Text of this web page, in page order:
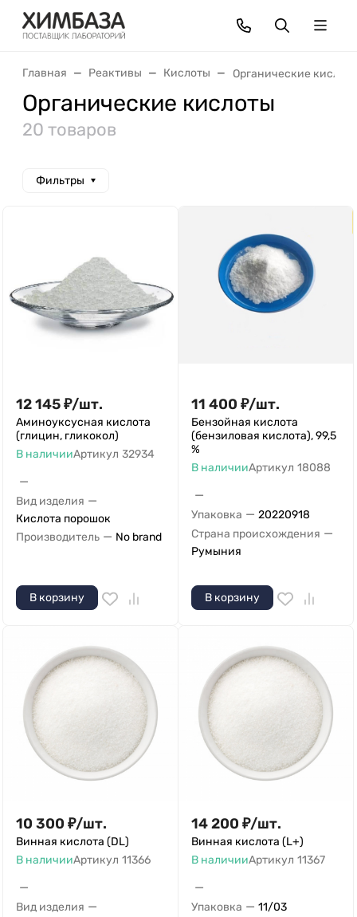
Главная Реактивы Кислоты Органические
Органические кислоты
20 товаров
Фильтры
12 145₽/шт.
Аминоуксусная кислота
(глицин, гликокол)
В наличииАртикул 32934
—
Вид изделия —
Кислота порошок
Производитель — No brand
В корзину
11 400 ₽/шт.
Бензойная кислота
(бензиловая кислота), 99,5
%
В наличииАртикул 18088
—
Упаковка — 20220918
Страна происхождения —
Румыния
В корзину
10 300 ₽/шт.
Винная кислота (DL)
В наличииАртикул 11366
—
Вид изделия —
14 200 ₽/шт.
Винная кислота (L+)
В наличииАртикул 11367
—
Упаковка — 11/03